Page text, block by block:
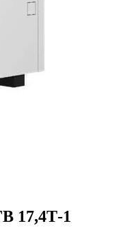
17,4Т-1